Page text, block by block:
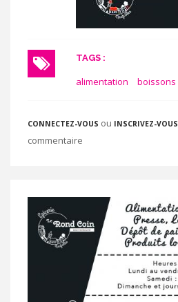
TAGS :
alimentation boissons
CONNECTEZ-VOUS ou INSCRIVEZ-VOUS
commentaire